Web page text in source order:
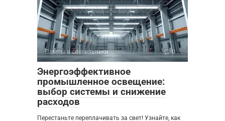
Лампы и светильники 0
Энергоэффективное
промышленное освещение:
выбор системы и снижение
расходов
Перестаньте переплачивать за свет! Узнайте, как